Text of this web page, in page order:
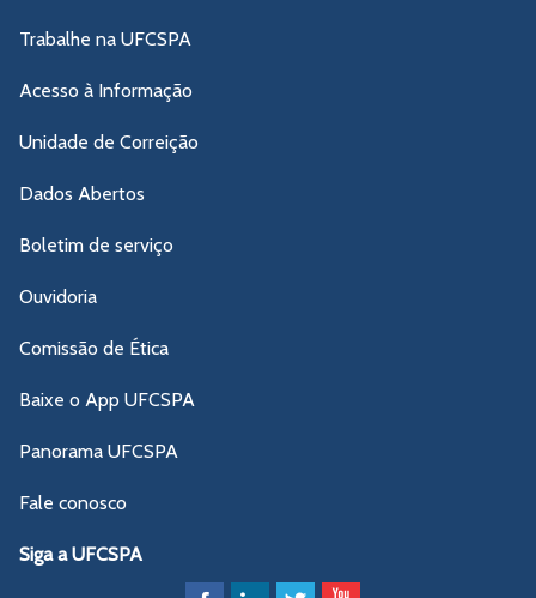
Trabalhe na UFCSPA
Acesso à Informação
Unidade de Correição
Dados Abertos
Boletim de serviço
Ouvidoria
Comissão de Ética
Baixe o App UFCSPA
Panorama UFCSPA
Fale conosco
Siga a UFCSPA